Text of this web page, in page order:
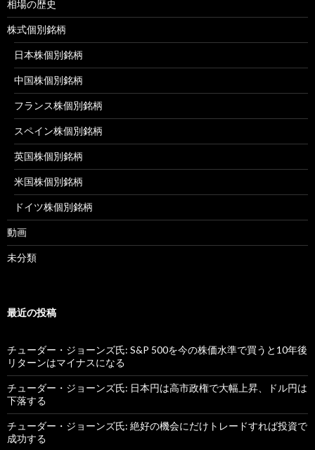
相場の歴史
株式個別銘柄
日本株個別銘柄
中国株個別銘柄
フランス株個別銘柄
スペイン株個別銘柄
英国株個別銘柄
米国株個別銘柄
ドイツ株個別銘柄
動画
未分類
最近の投稿
チューダー・ジョーンズ氏: S&P 500を今の株価水準で買うと10年後
リターンはマイナスになる
チューダー・ジョーンズ氏: 日本円は高市政権で大幅上昇、ドル円は
下落する
チューダー・ジョーンズ氏: 絶好の機会にだけトレードすれば投資で
成功する